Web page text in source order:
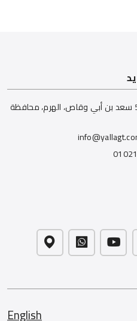
5 سعد بن أبي وقاص، الهرم، محافظة
English